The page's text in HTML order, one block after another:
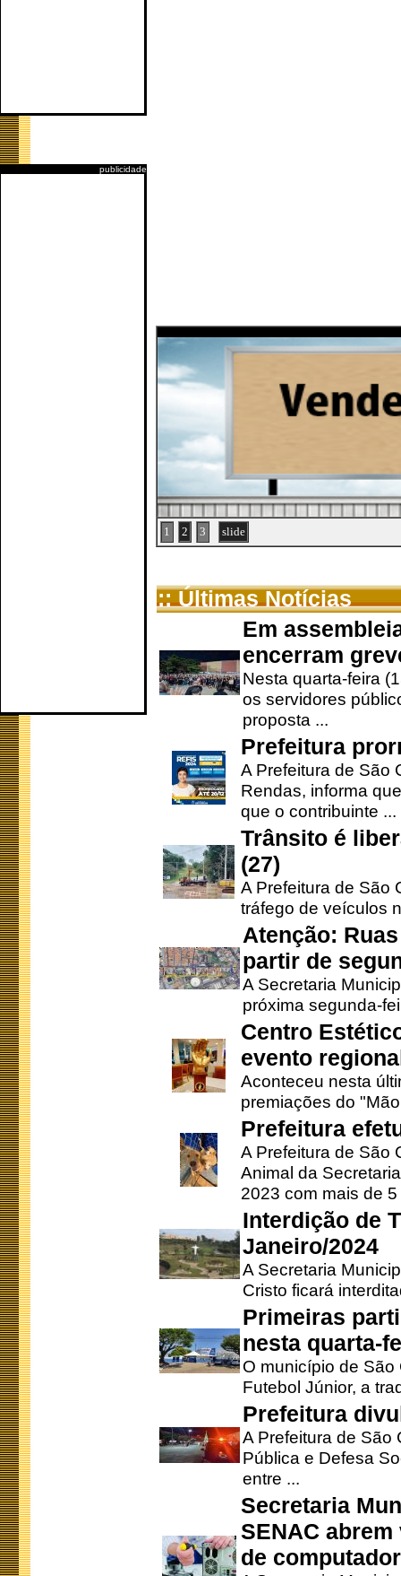
publicidade
1 2 3 slide
:: Últimas Notícias
Em
encerram
Nesta quarta-feira
os servidores
proposta ...
Prefeitura
A Prefeitura de São
Rendas, informa
que o contribuinte ...
Trânsito é
(27)
A Prefeitura de São
tráfego de veículos
Atenção:
partir de
A Secretaria
próxima segunda-
Centro
evento
Aconteceu nesta
premiações do
Prefeitura
A Prefeitura de São
Animal da
2023 com mais de 5
Interdição de
Janeiro/2024
A Secretaria
Cristo ficará
Primeiras
nesta quarta-
O município de
Futebol Júnior, a
Prefeitura
A Prefeitura de São
Pública e Defesa
entre ...
Secretaria
SENAC
de